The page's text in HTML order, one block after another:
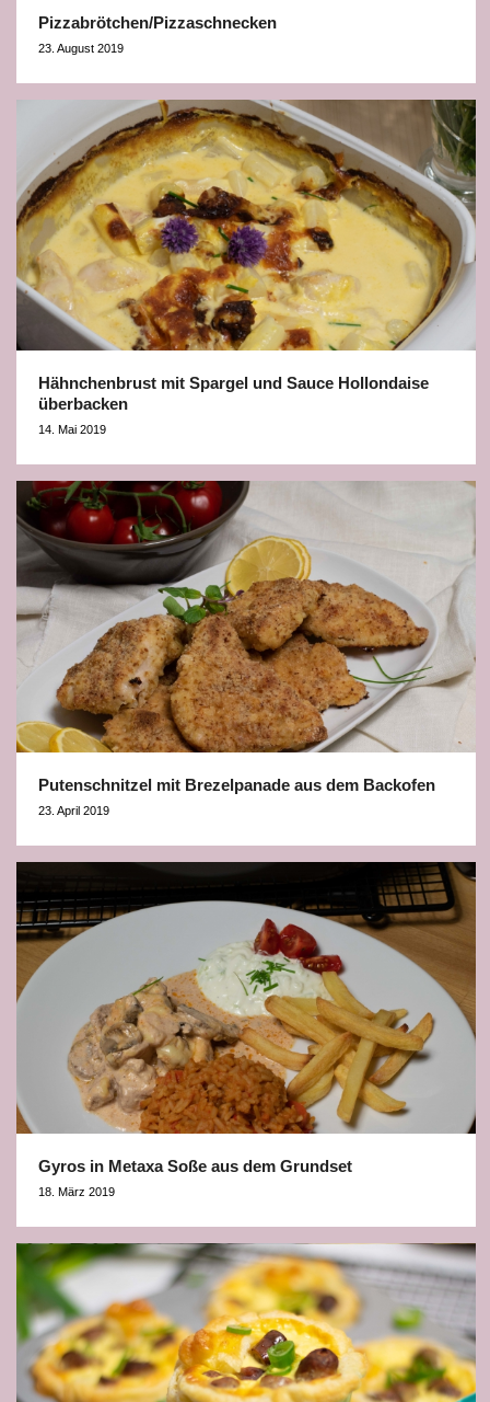
Pizzabrötchen/Pizzaschnecken
23. August 2019
Hähnchenbrust mit Spargel und Sauce Hollondaise
überbacken
14. Mai 2019
Putenschnitzel mit Brezelpanade aus dem Backofen
23. April 2019
Gyros in Metaxa Soße aus dem Grundset
18. März 2019